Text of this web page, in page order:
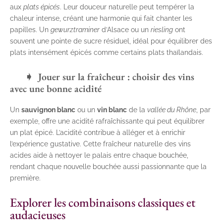
aux plats épicés. Leur douceur naturelle peut tempérer la
chaleur intense, créant une harmonie qui fait chanter les
papilles. Un gewurztraminer d’Alsace ou un riesling ont
souvent une pointe de sucre résiduel, idéal pour équilibrer des
plats intensément épicés comme certains plats thaïlandais.
Jouer sur la fraîcheur : choisir des vins
avec une bonne acidité
Un sauvignon blanc ou un vin blanc de la vallée du Rhône , par
exemple, offre une acidité rafraîchissante qui peut équilibrer
un plat épicé. L’acidité contribue à alléger et à enrichir
l’expérience gustative. Cette fraîcheur naturelle des vins
acides aide à nettoyer le palais entre chaque bouchée,
rendant chaque nouvelle bouchée aussi passionnante que la
première.
Explorer les combinaisons classiques et
audacieuses